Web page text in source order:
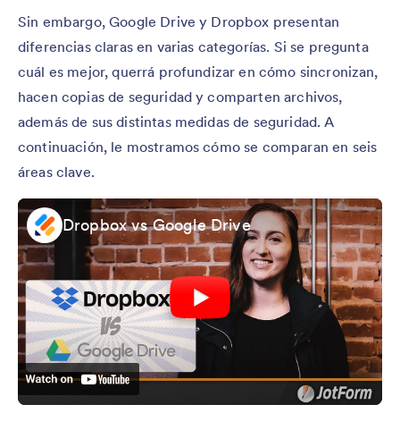
Sin embargo, Google Drive y Dropbox presentan
diferencias claras en varias categorías. Si se pregunta
cuál es mejor, querrá profundizar en cómo sincronizan,
hacen copias de seguridad y comparten archivos,
además de sus distintas medidas de seguridad. A
continuación, le mostramos cómo se comparan en seis
áreas clave.
Dropbox vs Google Drive